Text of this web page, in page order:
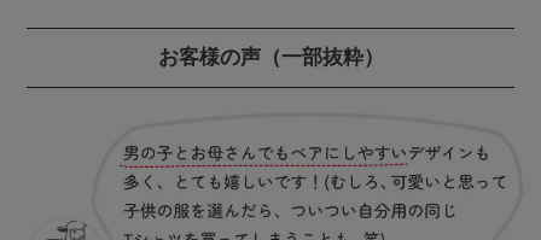
お客様の声（一部抜粋）